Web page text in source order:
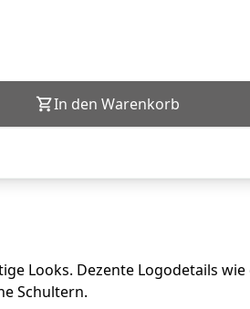
In den Warenkorb
Looks. Dezente Logodetails
Schultern.